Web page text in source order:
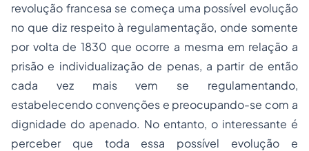
revolução francesa se começa uma possível evolução
no que diz respeito à regulamentação, onde somente
por volta de 1830 que ocorre a mesma em relação a
prisão e individualização de penas, a partir de então
cada vez mais vem se regulamentando,
estabelecendo convenções e preocupando-se com a
dignidade do apenado. No entanto, o interessante é
perceber que toda essa possível evolução e